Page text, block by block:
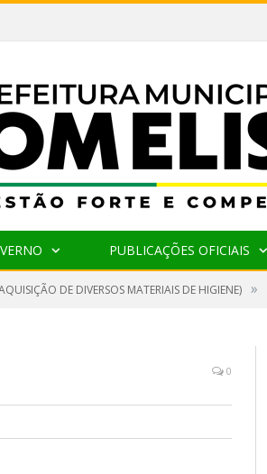
PUBLICAÇÕES OFICIAIS
DE DIVERSOS MATERIAIS DE HIGIENE) »
0